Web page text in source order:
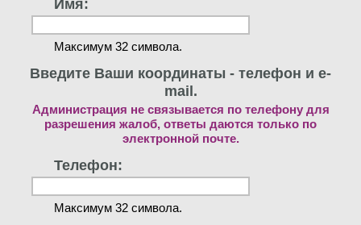
Имя:
Максимум 32 символа.
Введите Ваши координаты - телефон и e-
mail.
Администрация не связывается по телефону для
разрешения жалоб, ответы даются только по
электронной почте.
Телефон:
Максимум 32 символа.